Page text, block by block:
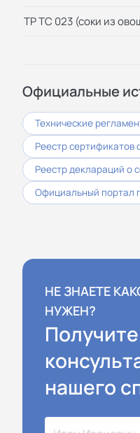
ТР ТС 023 (соки из
Официальные
Технические
Реестр сертификатов
Реестр деклараций о
Официальный портал
НЕ ЗНАЕТЕ
НУЖЕН?
Получите
нашего